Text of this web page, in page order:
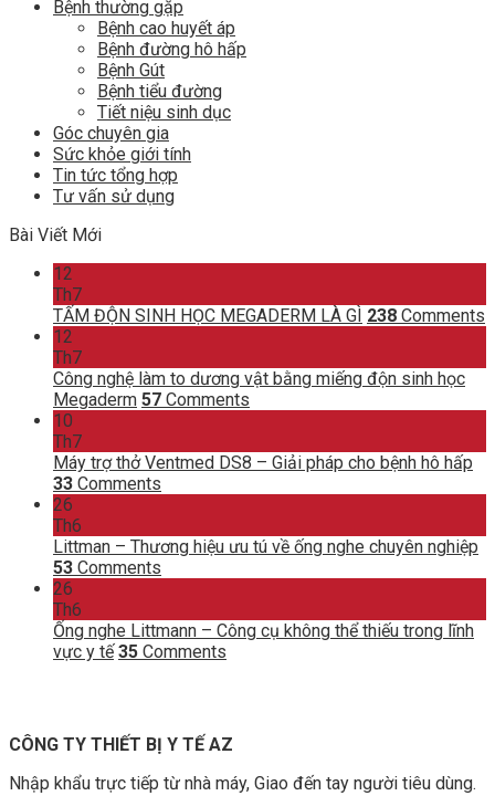
Bệnh thường gặp
Bệnh cao huyết áp
Bệnh đường hô hấp
Bệnh Gút
Bệnh tiểu đường
Tiết niệu sinh dục
Góc chuyên gia
Sức khỏe giới tính
Tin tức tổng hợp
Tư vấn sử dụng
Bài Viết Mới
12
Th7
TẤM ĐỘN SINH HỌC MEGADERM LÀ GÌ 238 Comments
12
Th7
Công nghệ làm to dương vật bằng miếng độn sinh học
Megaderm 57 Comments
10
Th7
Máy trợ thở Ventmed DS8 – Giải pháp cho bệnh hô hấp
33 Comments
26
Th6
Littman – Thương hiệu ưu tú về ống nghe chuyên nghiệp
53 Comments
26
Th6
Ống nghe Littmann – Công cụ không thể thiếu trong lĩnh
vực y tế 35 Comments
CÔNG TY THIẾT BỊ Y TẾ AZ
Nhập khẩu trực tiếp từ nhà máy, Giao đến tay người tiêu dùng.